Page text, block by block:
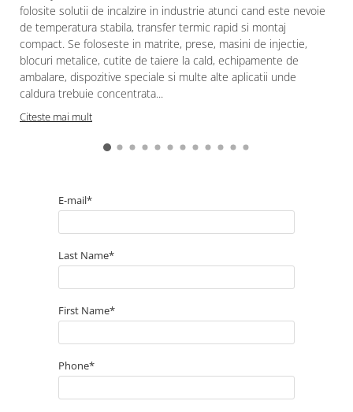
folosite solutii de incalzire in industrie atunci cand este nevoie
de temperatura stabila, transfer termic rapid si montaj
compact. Se foloseste in matrite, prese, masini de injectie,
blocuri metalice, cutite de taiere la cald, echipamente de
ambalare, dispozitive speciale si multe alte aplicatii unde
caldura trebuie concentrata...
Citeste mai mult
E-mail*
Last Name*
First Name*
Phone*